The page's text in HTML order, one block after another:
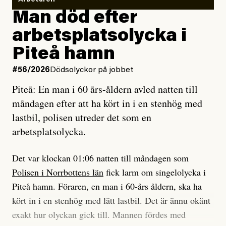
Vad betyder det att vara en röd, grön och oberoende
tidning?
Vad är bra journalistik?
Ett försök till korta svar som jag hoppas kan förtydliga
för Kuhn och Sassarinis-McGowan och andra hur jag
som chefredaktör ser på Dagens ETC:s uppdrag och
roll.
Vi skriver för våra läsare som vill bli informerade,
överraskade, bekräftade, utmanade – och som kräver
att vi granskar allt och alla.
Vi är som sagt en röd, grön och oberoende tidning.
Jag lärde mig renovera
enligt uråldrig metod
och lade min sista ungdom
på att laga en gammal bod.
Jag sökte ljuset och meningen,
efter det som var rent, rätt och sant,
och aldrig såg jag det klarare än
när jag ombord på bussen hjälpte en tant.
Jesper Lundby: ”Livet i sig
är ganska politiskt”
Man död efter
arbetsplatsolycka i
Piteå hamn
#56/2026 Dödsolyckor på jobbet
Piteå: En man i 60 års-åldern avled natten till
måndagen efter att ha kört in i en stenhög med
lastbil, polisen utreder det som en
arbetsplatsolycka.
Det var klockan 01:06 natten till måndagen som
Polisen i Norrbottens län fick larm om singelolycka i
Piteå hamn. Föraren, en man i 60-års åldern, ska ha
kört in i en stenhög med lätt lastbil. Det är ännu okänt
exakt hur olyckan gick till. Mannen fördes med